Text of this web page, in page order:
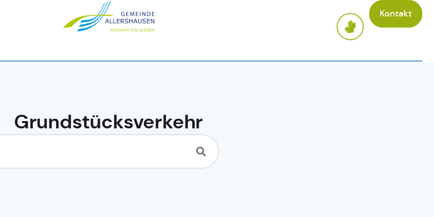
Kontakt
Grundstücksverkehr